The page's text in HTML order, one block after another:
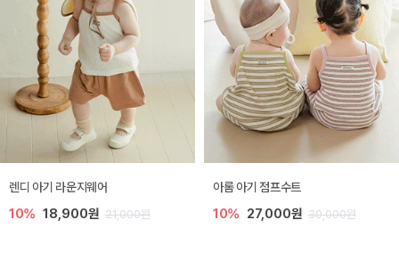
렌디 아기 라운지웨어
10% 18,900원 21,000원
아롬 아기 점프수트
10% 27,000원 30,000원